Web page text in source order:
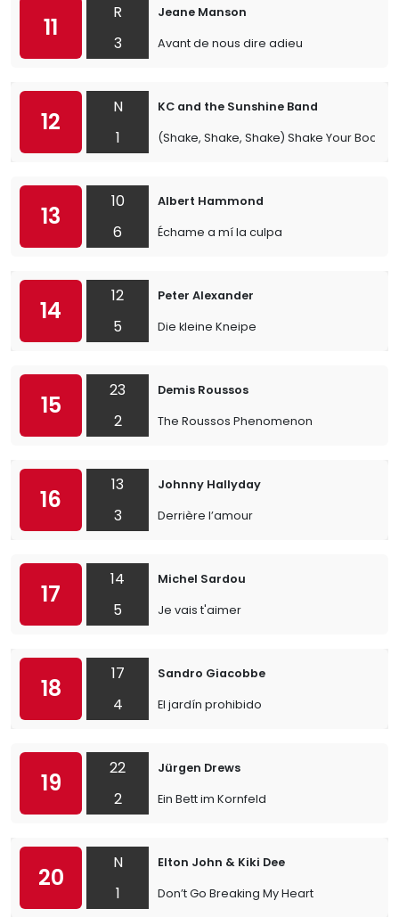
11
R
3
Jeane Manson
Avant de nous dire adieu
12
N
1
KC and the Sunshine Band
(Shake, Shake, Shake) Shake Your Booty
13
10
6
Albert Hammond
Échame a mí la culpa
14
12
5
Peter Alexander
Die kleine Kneipe
15
23
2
Demis Roussos
The Roussos Phenomenon
16
13
3
Johnny Hallyday
Derrière l’amour
17
14
5
Michel Sardou
Je vais t'aimer
18
17
4
Sandro Giacobbe
El jardín prohibido
19
22
2
Jürgen Drews
Ein Bett im Kornfeld
20
N
1
Elton John & Kiki Dee
Don’t Go Breaking My Heart